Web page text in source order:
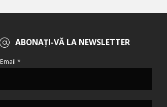
ABONAȚI-VĂ LA NEWSLETTER
Email *